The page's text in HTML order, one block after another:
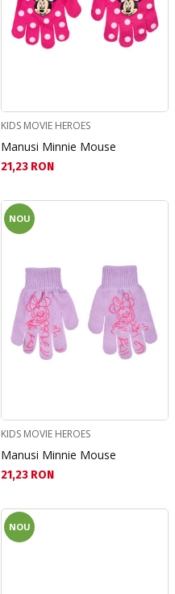
KIDS MOVIE HEROES
Manusi Minnie Mouse
Текуща цена:
21,23 RON
NOU
KIDS MOVIE HEROES
Manusi Minnie Mouse
Текуща цена:
21,23 RON
NOU